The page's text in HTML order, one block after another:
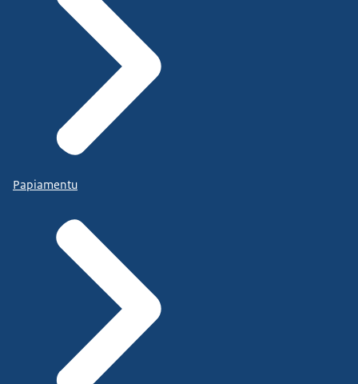
Papiamentu